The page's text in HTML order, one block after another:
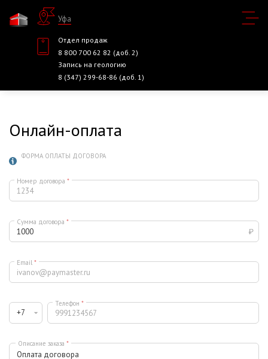
Уфа
Отдел продаж
8 800 700 62 82 (доб. 2)
Запись на геологию
8 (347) 299-68-86 (доб. 1)
Онлайн-оплата
ФОРМА ОПЛАТЫ ДОГОВОРА
Номер договора *
Сумма договора *
Email *
Телефон *
Описание заказа *